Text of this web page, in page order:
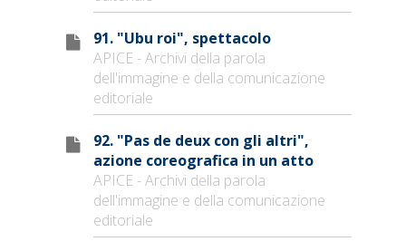
91. "Ubu roi", spettacolo
APICE - Archivi della parola
dell'immagine e della comunicazione
editoriale
92. "Pas de deux con gli altri",
azione coreografica in un atto
APICE - Archivi della parola
dell'immagine e della comunicazione
editoriale